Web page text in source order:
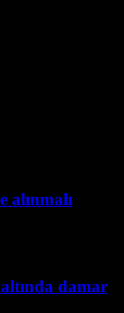
alınmalı
damar